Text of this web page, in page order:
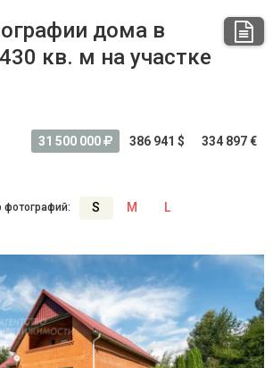
дома в
кв. м на участке
31 500 000 386 941 $ 334 897 €
фотографий: S M L